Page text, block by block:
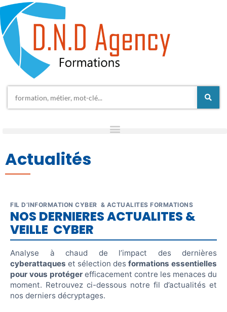
Actualités
FIL D’INFORMATION CYBER & ACTUALITES FORMATIONS
NOS DERNIERES ACTUALITES &
VEILLE CYBER
Analyse à chaud de l’impact des dernières
cyberattaques et sélection des formations essentielles
pour vous protéger efficacement contre les menaces du
moment. Retrouvez ci-dessous notre fil d’actualités et
nos derniers décryptages.